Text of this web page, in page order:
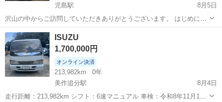
児島駅
8月5日
沢山の中からご訪問していただきありがとうございます。 はじめに、
プロフィールを全く読まずに定型文を送ってこられる方がとても多い
です💦 ちゃんと読んでいただいた上でお問い合わせください。 読んで
ない方であろうと思われる方は問...
岡山 倉敷市
ISUZU
1,700,000円
オンライン決済
213,982km
0年
美作追分駅
8月4日
走行距離：213,982km シフト：6速マニュアル 車検：令和8年11月13